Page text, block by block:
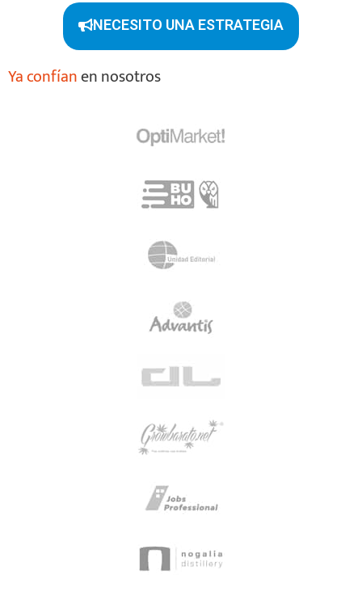
NECESITO UNA ESTRATEGIA
Ya confíanen nosotros